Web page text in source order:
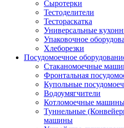
Сыротерки
Тестоделители
Тестораскатка
Универсальные
Упаковочное
Хлеборезки
Посудомоечное
Стаканомоечные
Фронтальная
Купольные
Водоумягчители
Котломоечные
Туннельные
машины